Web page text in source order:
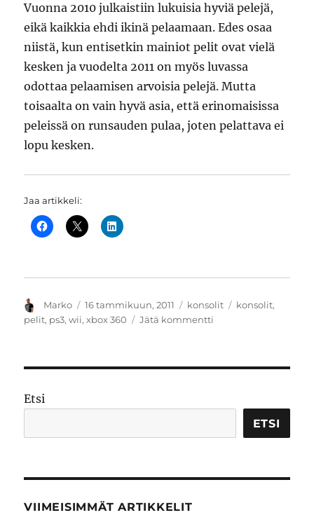
Vuonna 2010 julkaistiin lukuisia hyviä pelejä,
eikä kaikkia ehdi ikinä pelaamaan. Edes osaa
niistä, kun entisetkin mainiot pelit ovat vielä
kesken ja vuodelta 2011 on myös luvassa
odottaa pelaamisen arvoisia pelejä. Mutta
toisaalta on vain hyvä asia, että erinomaisissa
peleissä on runsauden pulaa, joten pelattava ei
lopu kesken.
Jaa artikkeli:
Kirjoittaja
Marko Julkaistu
16 tammikuun, 2011 Kategoriat
konsolit Avainsanat
konsolit,
pelit, ps3,wii,xbox 360 Jätä kommentti
Etsi
ETSI
VIIMEISIMMÄT ARTIKKELIT